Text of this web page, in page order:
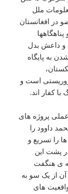
ملل
خراسان داعش ۴۰۰۰ تا ۶۰۰۰ عضو در افغانستان
و پناهگاهها
و داعش بدل
به پایگاه
است و
کفار اند.
پروژه های
داوود را
را تسریع و
پشت این
ی هنگفت
که هدف آن از یک سو به
های